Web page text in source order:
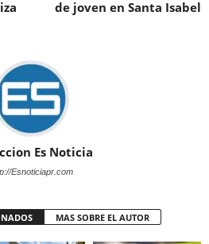
de joven en Santa Isabel
Es Noticia
Esnoticiapr.com
MAS SOBRE EL AUTOR